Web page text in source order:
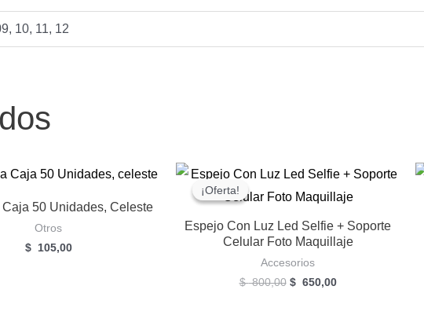
10, 11, 12
Caja 50 Unidades, Celeste
Otros
$ 105,00
¡Oferta!
¡Oferta!
Espejo Con Luz Led Selfie + Soporte
Celular Foto Maquillaje
Accesorios
$800,00 El
$ 650,00El